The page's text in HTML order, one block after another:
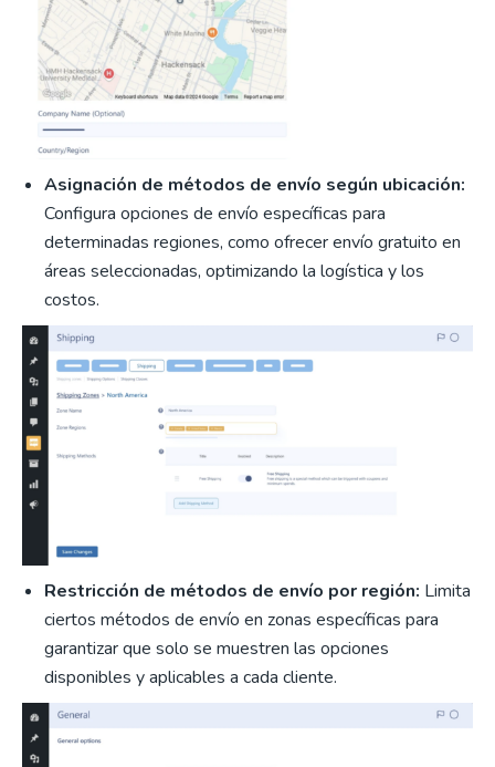
Asignación de métodos de envío según ubicación:
Configura opciones de envío específicas para
determinadas regiones, como ofrecer envío gratuito en
áreas seleccionadas, optimizando la logística y los
costos.
Restricción de métodos de envío por región: Limita
ciertos métodos de envío en zonas específicas para
garantizar que solo se muestren las opciones
disponibles y aplicables a cada cliente.